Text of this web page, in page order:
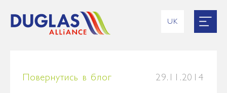
UK
Повернутись в блог 29.11.2014